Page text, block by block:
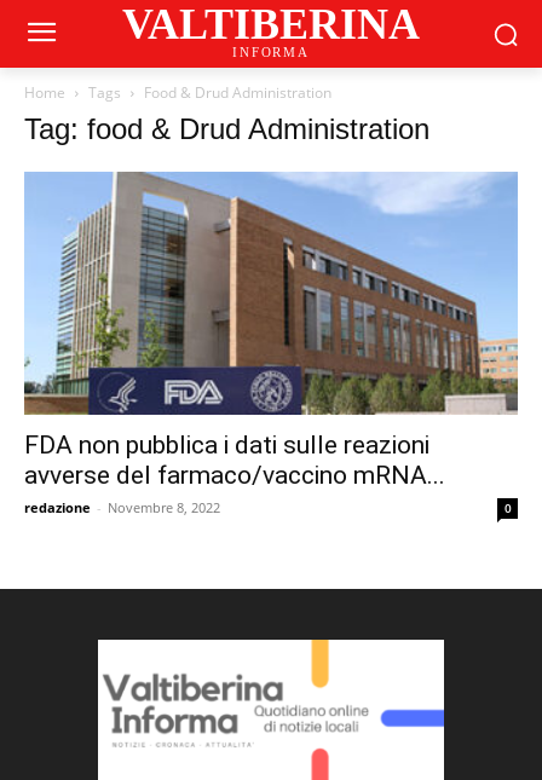
VALTIBERINA
INFORMA
Home Tags Food & Drud Administration
Tag: food & Drud Administration
FDA non pubblica i dati sulle reazioni
avverse del farmaco/vaccino mRNA...
redazione - Novembre 8, 2022 0